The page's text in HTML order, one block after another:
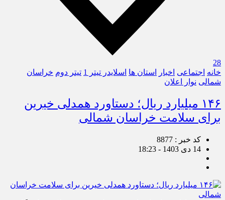
28
خانه اجتماعی اخبار استان ها اسلایدر تیتر 1 تیتر دوم خراسان
شمالی نوار اعلان
۱۴۶ میلیارد ریال؛ دستاورد همدلی خیرین
برای سلامت خراسان شمالی
کد خبر : 8877
14 دی 1403 - 18:23